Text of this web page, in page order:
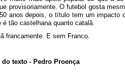
provisoriamente. O futebol gosta
anos depois, o título tem um
é tão castelhana quanto catalã.
francamente. E sem Franco.
texto - Pedro Proença